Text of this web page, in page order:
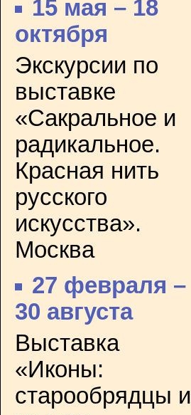
15 мая – 18
октября
Экскурсии по
выставке
«Сакральное и
радикальное.
Красная нить
русского
искусства».
Москва
27 февраля –
30 августа
Выставка
«Иконы:
старообрядцы и